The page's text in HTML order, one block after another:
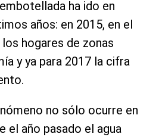
ha ido en
años: en 2015, en el
hogares de zonas
y ya para 2017 la cifra
no sólo ocurre en
el año pasado el agua